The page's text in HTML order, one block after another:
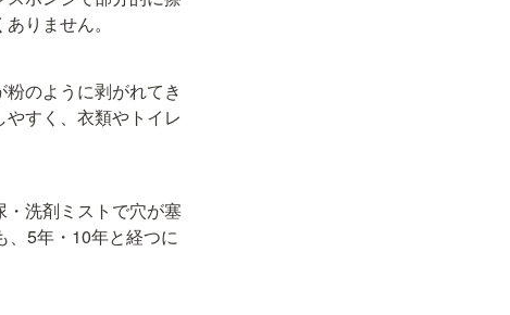
りません。
のように剥がれてき
すく、衣類やトイレ
洗剤ミストで穴が塞
、5年・10年と経つに